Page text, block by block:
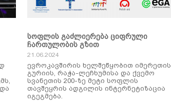
სოფლის გაძლიერება ციფრული
ჩართულობის გზით
21.06.2024
ევროკავშირის ხელშეწყობით იმერეთის,
გურიის, რაჭა-ლეჩხუმისა და ქვემო
სვანეთის 200-ზე მეტი სოფლის
თავშეყრის ადგილის ინტერნეტიზაცია
იგეგმება.